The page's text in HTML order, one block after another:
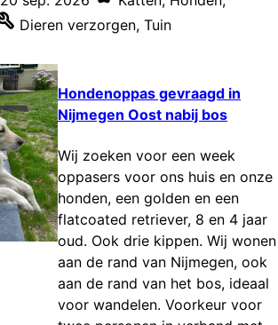
Dieren verzorgen, Tuin
Hondenoppas gevraagd in
Nijmegen Oost nabij bos
Wij zoeken voor een week
oppasers voor ons huis en onze
honden, een golden en een
flatcoated retriever, 8 en 4 jaar
oud. Ook drie kippen. Wij wonen
aan de rand van Nijmegen, ook
aan de rand van het bos, ideaal
voor wandelen. Voorkeur voor